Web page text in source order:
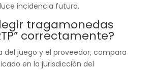
incidencia futura.
tragamonedas
correctamente?
del juego y el proveedor, compara
en la jurisdicción del